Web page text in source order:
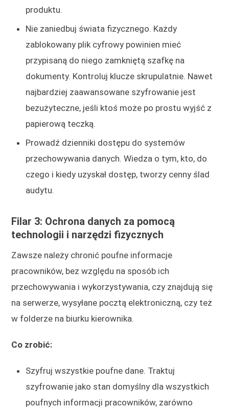
produktu.
Nie zaniedbuj świata fizycznego. Każdy
zablokowany plik cyfrowy powinien mieć
przypisaną do niego zamkniętą szafkę na
dokumenty. Kontroluj klucze skrupulatnie. Nawet
najbardziej zaawansowane szyfrowanie jest
bezużyteczne, jeśli ktoś może po prostu wyjść z
papierową teczką.
Prowadź dzienniki dostępu do systemów
przechowywania danych. Wiedza o tym, kto, do
czego i kiedy uzyskał dostęp, tworzy cenny ślad
audytu.
Filar 3: Ochrona danych za pomocą
technologii i narzędzi fizycznych
Zawsze należy chronić poufne informacje
pracowników, bez względu na sposób ich
przechowywania i wykorzystywania, czy znajdują się
na serwerze, wysyłane pocztą elektroniczną, czy też
w folderze na biurku kierownika.
Co zrobić:
Szyfruj wszystkie poufne dane. Traktuj
szyfrowanie jako stan domyślny dla wszystkich
poufnych informacji pracowników, zarówno